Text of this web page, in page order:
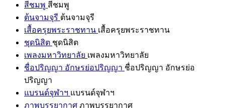
สีชมพู สีชมพู
ต้นจามจุรี ต้นจามจุรี
เสื้อครุยพระราชทาน เสื้อครุยพระราชทาน
ชุดนิสิต ชุดนิสิต
เพลงมหาวิทยาลัย เพลงมหาวิทยาลัย
ชื่อปริญญา อักษรย่อปริญญา ชื่อปริญญา อักษรย่อ
ปริญญา
แบรนด์จุฬาฯ แบรนด์จุฬาฯ
ภาพบรรยากาศ ภาพบรรยากาศ